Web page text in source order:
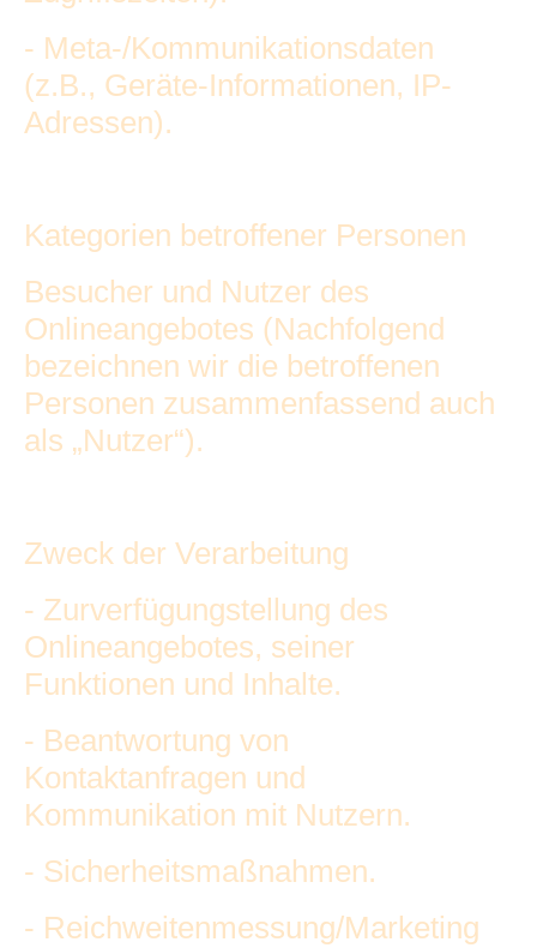
- Meta-/Kommunikationsdaten
(z.B., Geräte-Informationen, IP-
Adressen).
Kategorien betroffener Personen
Besucher und Nutzer des
Onlineangebotes (Nachfolgend
bezeichnen wir die betroffenen
Personen zusammenfassend auch
als „Nutzer“).
Zweck der Verarbeitung
- Zurverfügungstellung des
Onlineangebotes, seiner
Funktionen und Inhalte.
- Beantwortung von
Kontaktanfragen und
Kommunikation mit Nutzern.
- Sicherheitsmaßnahmen.
- Reichweitenmessung/Marketing